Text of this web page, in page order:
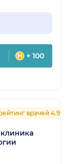
+ 100
врачей 4.9